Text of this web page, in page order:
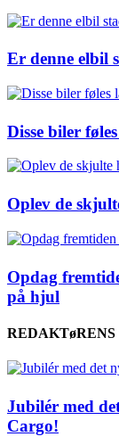
Er denne elbil
Disse biler
Oplev de
Opdag
på hjul
REDAKTøRENS
Jubilér med
Cargo!